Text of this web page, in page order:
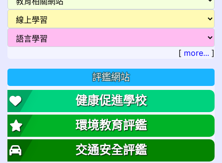
[ more... ]
評鑑網站
健康促進學校
環境教育評鑑
交通安全評鑑